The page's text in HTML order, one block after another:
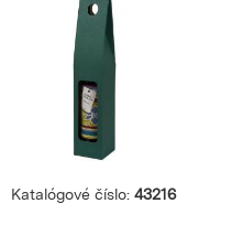
Katalógové číslo: 43216